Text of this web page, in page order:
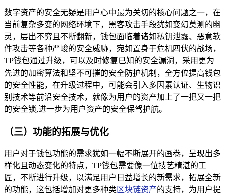
数字资产的安全无疑是用户心中最为关切的核心问题之一，在
当前复杂多变的网络环境下，黑客攻击手段犹如变幻莫测的幽
灵，层出不穷且不断翻新，钱包面临着诸如私钥泄露、恶意软
件攻击等各种严峻的安全威胁，宛如置身于危机四伏的战场，
TP钱包通过升级，可以及时修复已知的安全漏洞，采用更为
先进的加密算法和坚不可摧的安全防护机制，全方位提高钱包
的安全性能，在升级过程中，可能会引入多因素认证、生物识
别技术等前沿安全技术，就像为用户的资产加上了一把又一把
的安全锁,进一步为用户资产的安全保驾护航。
（三）功能的拓展与优化
用户对于钱包功能的需求犹如一幅不断展开的画卷，呈现出多
样化且动态变化的特点，TP钱包需要像一位技艺精湛的工
匠，不断进行升级，以满足用户日益增长的新需求，拓展全新
的功能，这包括增加对更多种类 区块链资产的支持，为用户提